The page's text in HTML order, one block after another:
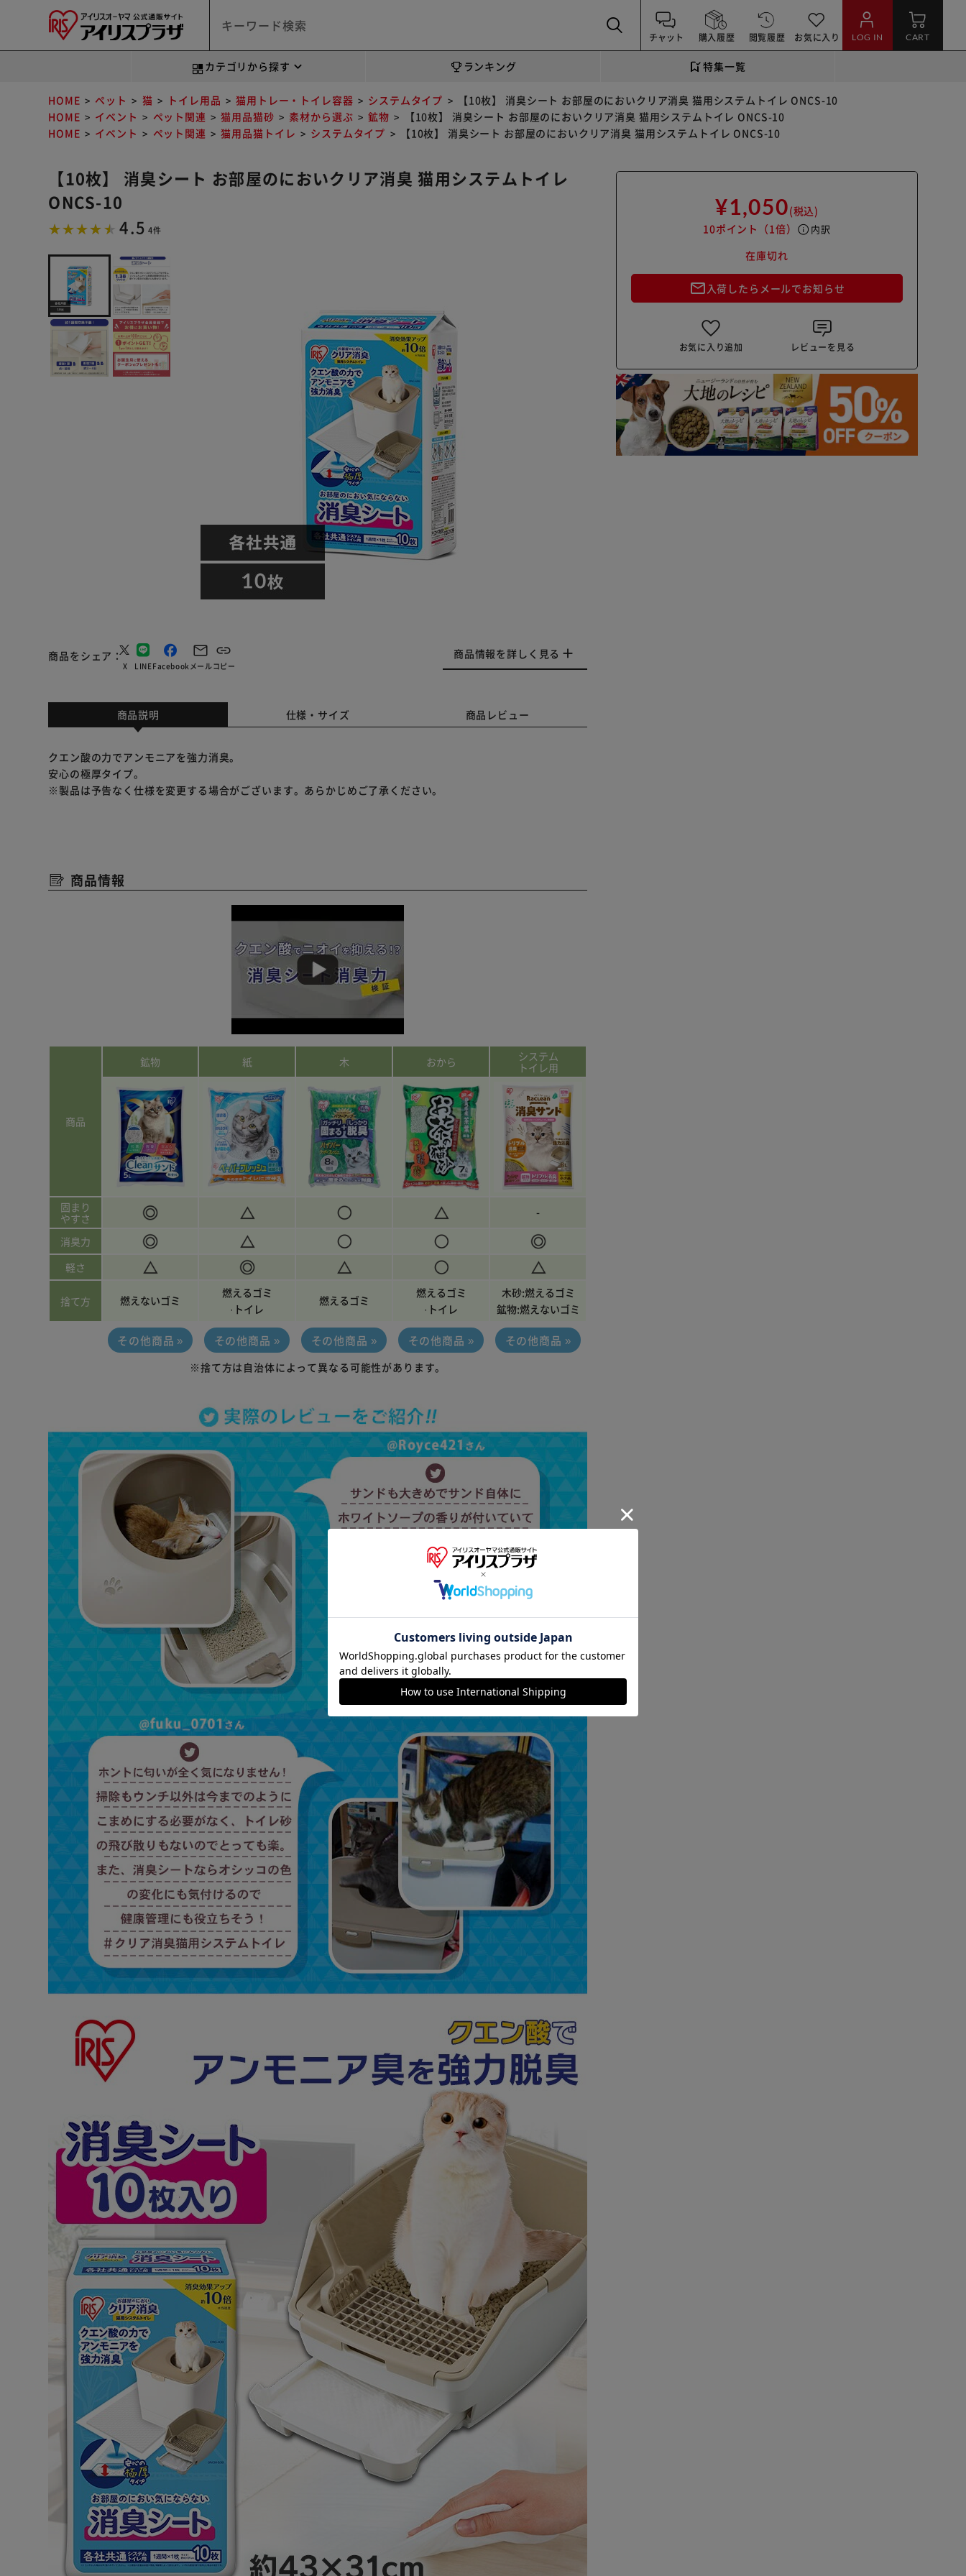
チャット 購入履歴 閲覧履歴 お気に入り LOG IN CART
カテゴリから探す ランキング 特集一覧
HOME ペット 猫 トイレ用品 猫用トレー・トイレ容器 システムタイプ
【10枚】 消臭シート お部屋のにおいクリア消臭 猫用システムトイレ ONCS-10
HOME
イベント ペット関連 猫用品猫砂 素材から選ぶ 鉱物
【10枚】 消臭シート お部屋のにおいクリア消臭 猫用システムトイレ ONCS-10
HOME
イベント ペット関連 猫用品猫トイレ システムタイプ 【10枚】 消臭シート お部屋のにおいクリア消臭 猫用システムトイレ ONCS-10
【10枚】 消臭シート お部屋のにおいクリア消臭 猫用システムトイレ
ONCS-10
4.5 4件
商品をシェア
X LINEFacebookメールコピー
商品情報を詳しく見る
¥1,050(税込)
10ポイント （1倍） info 内訳
在庫切れ
mail_outline 入荷したらメールでお知らせ
お気に入り追加 レビューを見る
商品説明 仕様・サイズ 商品レビュー
クエン酸の力でアンモニアを強力消臭。
安心の極厚タイプ。
※製品は予告なく仕様を変更する場合がございます。あらかじめご了承ください。
商品情報
商品
鉱物 紙 木 おから
システム
トイレ用
固まり
やすさ
-
消臭力
軽さ
捨て方 燃えないゴミ
燃えるゴミ
·トイレ
燃えるゴミ
燃えるゴミ
·トイレ
木砂:燃えるゴミ
鉱物:燃えないゴミ
その他商品 » その他商品 » その他商品 » その他商品 » その他商品 »
※捨て方は自治体によって異なる可能性があります。
※ご確認ください